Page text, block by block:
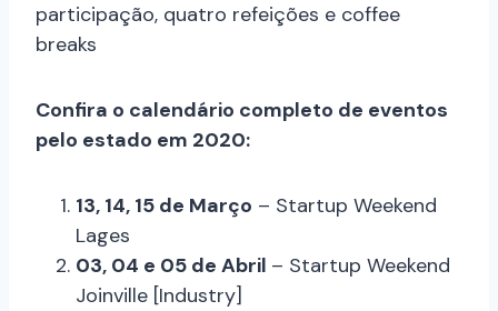
participação, quatro refeições e coffee
breaks
Confira o calendário completo de eventos
pelo estado em 2020:
13, 14, 15 de Março – Startup Weekend
Lages
03, 04 e 05 de Abril – Startup Weekend
Joinville [Industry]